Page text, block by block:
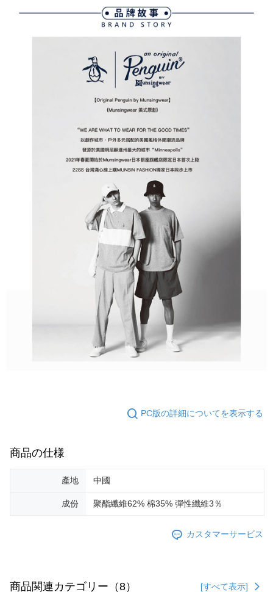
PC版の詳細についてを表示する
商品の仕様
產地 中國
成份 聚酯纖維62% 棉35% 彈性纖維3％
カスタマーサービス
商品関連カテゴリー（8） [すべて表示]